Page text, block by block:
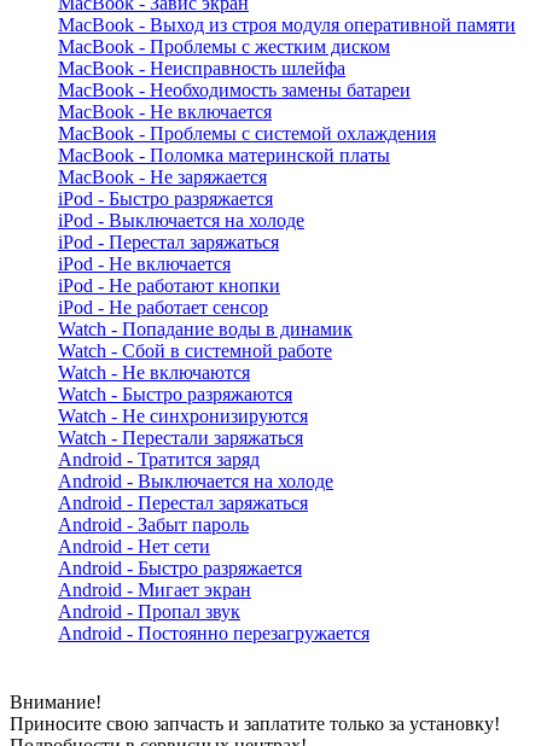
MacBook - Выход из строя модуля оперативной памяти
MacBook - Проблемы с жестким диском
MacBook - Неисправность шлейфа
MacBook - Необходимость замены батареи
MacBook - Не включается
MacBook - Проблемы с системой охлаждения
MacBook - Поломка материнской платы
MacBook - Не заряжается
iPod - Быстро разряжается
iPod - Выключается на холоде
iPod - Перестал заряжаться
iPod - Не включается
iPod - Не работают кнопки
iPod - Не работает сенсор
Watch - Попадание воды в динамик
Watch - Сбой в системной работе
Watch - Не включаются
Watch - Быстро разряжаются
Watch - Не синхронизируются
Watch - Перестали заряжаться
Android - Тратится заряд
Android - Выключается на холоде
Android - Перестал заряжаться
Android - Забыт пароль
Android - Нет сети
Android - Быстро разряжается
Android - Мигает экран
Android - Пропал звук
Android - Постоянно перезагружается
Внимание!
Приносите свою запчасть и заплатите только за установку!